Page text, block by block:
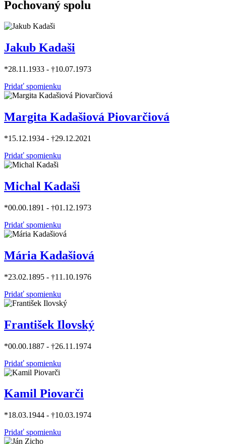
Pochovaný spolu
Jakub Kadaši
*28.11.1933 - †10.07.1973
Pridať spomienku
Margita Kadašiová Piovarčiová
*15.12.1934 - †29.12.2021
Pridať spomienku
Michal Kadaši
*00.00.1891 - †01.12.1973
Pridať spomienku
Mária Kadašiová
*23.02.1895 - †11.10.1976
Pridať spomienku
František Ilovský
*00.00.1887 - †26.11.1974
Pridať spomienku
Kamil Piovarči
*18.03.1944 - †10.03.1974
Pridať spomienku